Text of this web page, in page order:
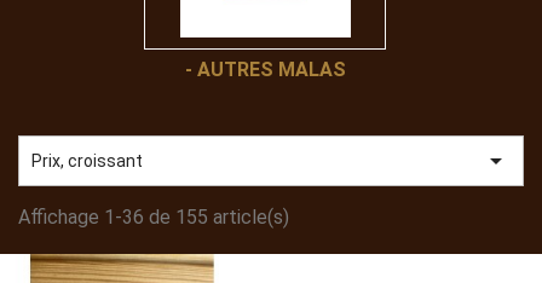
- AUTRES MALAS
Prix, croissant 
Affichage 1-36 de 155 article(s)